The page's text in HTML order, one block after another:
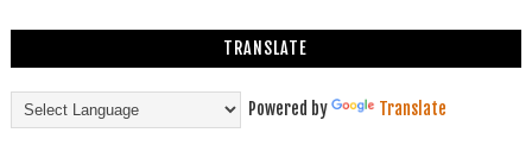
TRANSLATE
Powered by Translate